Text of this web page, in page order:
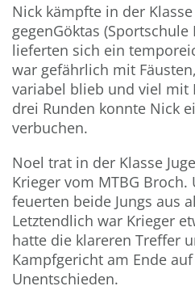
Nick kämpfte in der
gegenGöktas (Sportschule
lieferten sich ein
war gefährlich mit
variabel blieb und viel mit
drei Runden konnte Nick
verbuchen.
Noel trat in der Klasse
Krieger vom MTBG Broch.
feuerten beide Jungs aus
Letztendlich war Krieger
hatte die klareren Treffer
Kampfgericht am Ende
Unentschieden.